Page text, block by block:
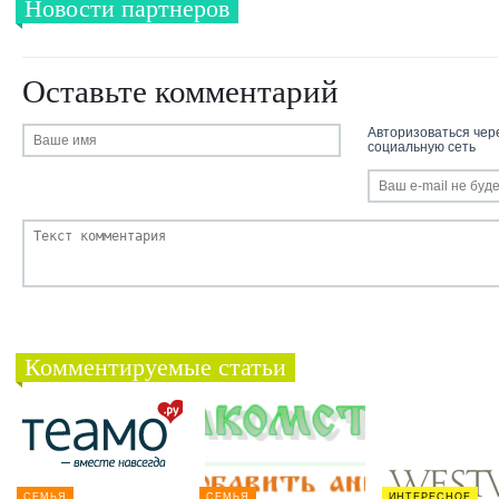
Новости партнеров
Оставьте комментарий
Авторизоваться
социальную сеть
Комментируемые статьи
СЕМЬЯ СЕМЬЯ ИНТЕРЕСНОЕ